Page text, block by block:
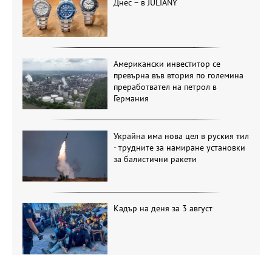
Днес – в JULIANY
Американски инвеститор се
превърна във втория по големина
преработвател на петрол в
Германия
Украйна има нова цел в руския тил
- трудните за намиране установки
за балистични ракети
Кадър на деня за 3 август